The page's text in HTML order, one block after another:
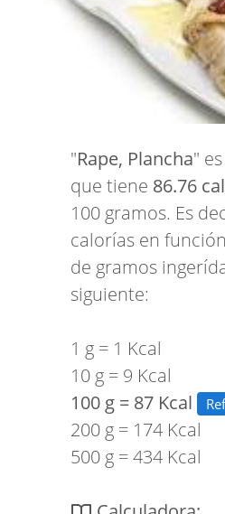
"Rape, Plancha"
que tiene 86.76
100 gramos. Es
calorías en
de gramos
siguiente:
1 g = 1 Kcal
10 g = 9 Kcal
100 g = 87 Kcal
200 g = 174 Kcal
500 g = 434 Kcal